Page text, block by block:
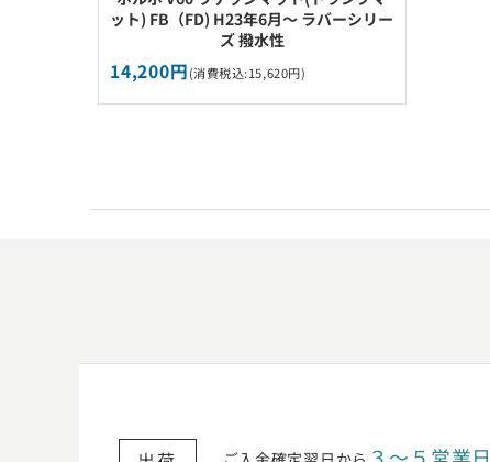
ット) FB（FD) H23年6月～ ラバーシリー
ズ 撥水性
14,200円(消費税込:15,620円)
３〜５営業日